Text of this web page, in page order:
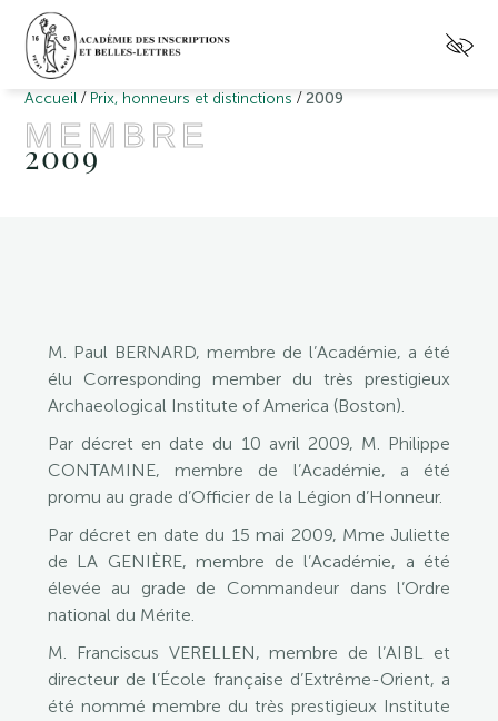
Accueil / Prix, honneurs et distinctions /2009
MEMBRE
2009
M. Paul BERNARD, membre de l’Académie, a été
élu Corresponding member du très prestigieux
Archaeological Institute of America (Boston).
Par décret en date du 10 avril 2009, M. Philippe
CONTAMINE, membre de l’Académie, a été
promu au grade d’Officier de la Légion d’Honneur.
Par décret en date du 15 mai 2009, Mme Juliette
de LA GENIÈRE, membre de l’Académie, a été
élevée au grade de Commandeur dans l’Ordre
national du Mérite.
M. Franciscus VERELLEN, membre de l’AIBL et
directeur de l’École française d’Extrême-Orient, a
été nommé membre du très prestigieux Institute